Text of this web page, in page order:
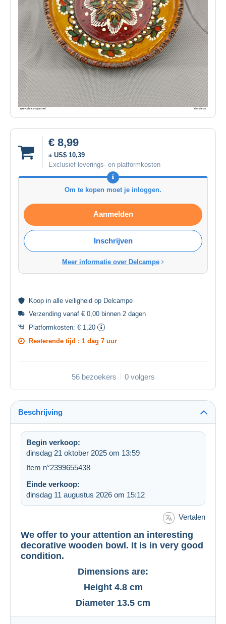
€ 8,99
± US$ 10,39
Exclusief leverings- en platformkosten
Om te kopen moet je inloggen.
Aanmelden
Inschrijven
Meer informatie over Delcampe
Koop in alle veiligheid op Delcampe
Verzending vanaf € 0,00 binnen 2 dagen
Platformkosten: € 1,20
Resterende tijd : 1 dag 7 uur
56 bezoekers 0 volgers
Beschrijving
Begin verkoop:
dinsdag 21 oktober 2025 om 13:59
Item n°2399655438
Einde verkoop:
dinsdag 11 augustus 2026 om 15:12
Vertalen
We offer to your attention an interesting
decorative wooden bowl. It is in very good
condition.
Dimensions are:
Height 4.8 cm
Diameter 13.5 cm